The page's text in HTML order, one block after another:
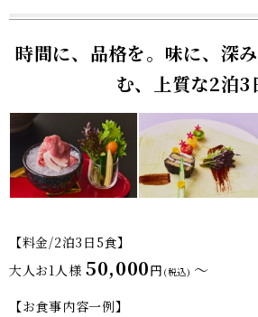
時間に、品格を。味に、深
む、上質な2泊
【料金/2泊3日5食】
大人お1人様 50,000円 (税込) ～
【お食事内容一例】